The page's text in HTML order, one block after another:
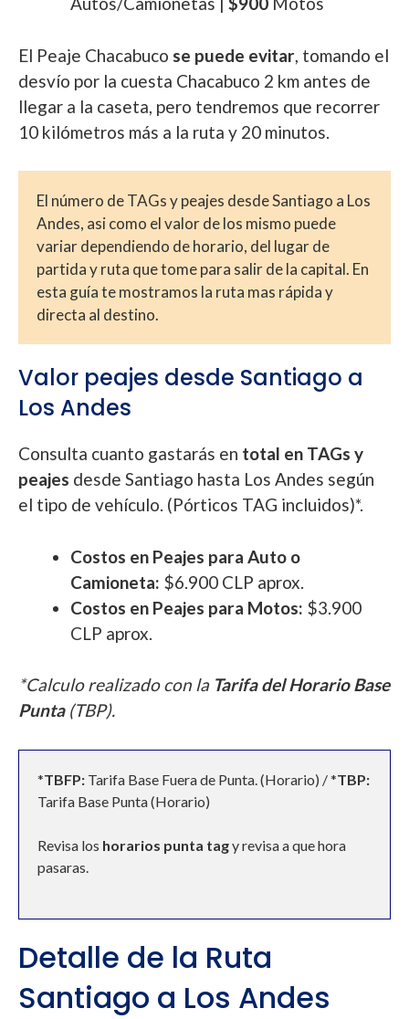
El Peaje Chacabuco se puede evitar , tomando el
desvío por la cuesta Chacabuco 2 km antes de
llegar a la caseta, pero tendremos que recorrer
10 kilómetros más a la ruta y 20 minutos.
El número de TAGs y peajes desde Santiago a Los
Andes, asi como el valor de los mismo puede
variar dependiendo de horario, del lugar de
partida y ruta que tome para salir de la capital. En
esta guía te mostramos la ruta mas rápida y
directa al destino.
Valor peajes desde Santiago a
Los Andes
Consulta cuanto gastarás en total en TAGs y
peajes desde Santiago hasta Los Andes según
el tipo de vehículo. (Pórticos TAG incluidos)*.
Costos en Peajes para Auto o
Camioneta: $6.900 CLP aprox.
Costos en Peajes para Motos: $3.900
CLP aprox.
*Calculo realizado con la Tarifa del Horario Base
Punta(TBP).
*TBFP: Tarifa Base Fuera de Punta. (Horario) / *TBP:
Tarifa Base Punta (Horario)
Revisa los horarios punta tagy revisa a que hora
pasaras.
Detalle de la Ruta
Santiago a Los Andes